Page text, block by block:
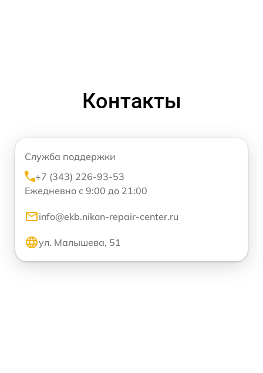
Контакты
Служба поддержки
+7 (343) 226-93-53
Ежедневно с 9:00 до 21:00
info@ekb.nikon-repair-center.ru
ул. Малышева, 51